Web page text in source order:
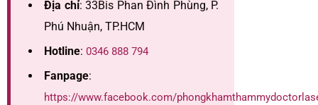
Địa chỉ: 33Bis Phan Đình Phùng, P.
Phú Nhuận, TP.HCM
Hotline: 0346 888 794
Fanpage:
https://www.facebook.com/